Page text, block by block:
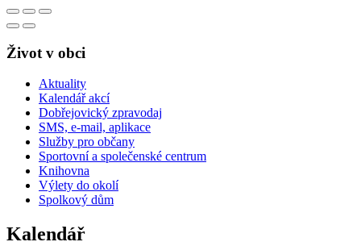
Život v obci
Aktuality
Kalendář akcí
Dobřejovický zpravodaj
SMS, e-mail, aplikace
Služby pro občany
Sportovní a společenské centrum
Knihovna
Výlety do okolí
Spolkový dům
Kalendář